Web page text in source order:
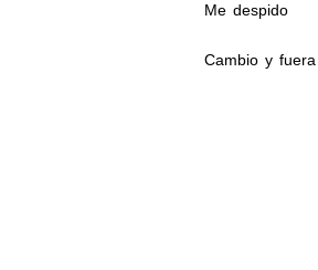
Me despido
Cambio y fuera